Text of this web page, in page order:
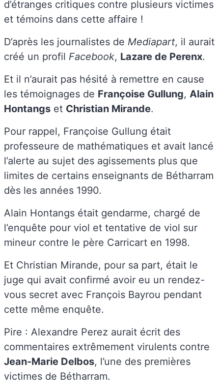
d’étranges critiques contre plusieurs victimes
et témoins dans cette affaire !
D’après les journalistes de Mediapart, il aurait
créé un profil Facebook, Lazare de Perenx.
Et il n’aurait pas hésité à remettre en cause
les témoignages de Françoise Gullung, Alain
Hontangs et Christian Mirande.
Pour rappel, Françoise Gullung était
professeure de mathématiques et avait lancé
l’alerte au sujet des agissements plus que
limites de certains enseignants de Bétharram
dès les années 1990.
Alain Hontangs était gendarme, chargé de
l’enquête pour viol et tentative de viol sur
mineur contre le père Carricart en 1998.
Et Christian Mirande, pour sa part, était le
juge qui avait confirmé avoir eu un rendez-
vous secret avec François Bayrou pendant
cette même enquête.
Pire : Alexandre Perez aurait écrit des
commentaires extrêmement virulents contre
Jean-Marie Delbos, l’une des premières
victimes de Bétharram.